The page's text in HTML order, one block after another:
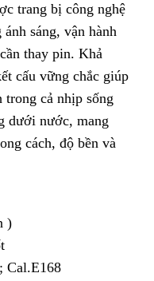
trang bị công nghệ
sáng, vận hành
thay pin. Khả
cấu vững chắc giúp
cả nhịp sống
dưới nước, mang
cách, độ bền và
)
Cal.E168